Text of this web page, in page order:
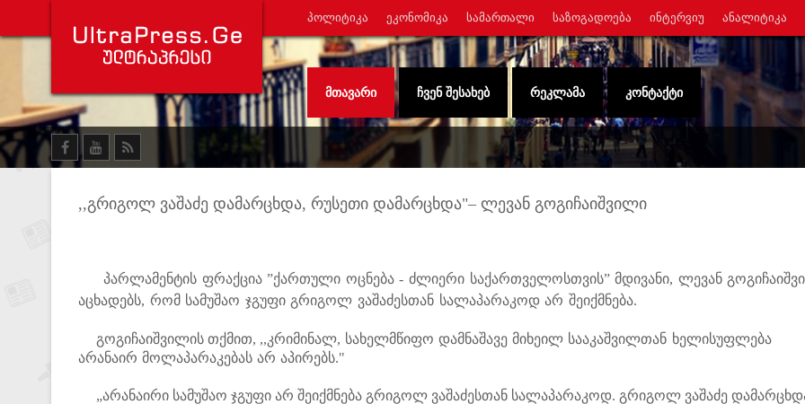
ᲞᲝᲚᲘᲢᲘᲙᲐ ᲔᲙᲝᲜᲝᲛᲘᲙᲐ ᲡᲐᲛᲐᲠᲗᲐᲚᲘ ᲡᲐᲖᲝᲒᲐᲓᲝᲔᲑᲐ ᲘᲜᲢᲔᲠᲕᲘᲣ ᲐᲜᲐᲚᲘᲢᲘᲙᲐ
ᲛᲗᲐᲕᲐᲠᲘ ᲩᲕᲔᲜ ᲨᲔᲡᲐᲮᲔᲑ ᲠᲔᲙᲚᲐᲛᲐ ᲙᲝᲜᲢᲐᲥᲢᲘ
,,გრიგოლ ვაშაძე დამარცხდა, რუსეთი დამარცხდა"– ლევან გოგიჩაიშვილი
პარლამენტის ფრაქცია ”ქართული ოცნება - ძლიერი საქართველოსთვის” მდივანი, ლევან
აცხადებს, რომ სამუშაო ჯგუფი გრიგოლ ვაშაძესთან სალაპარაკოდ არ შეიქმნება.
გოგიჩაიშვილის თქმით, ,,კრიმინალ, სახელმწიფო დამნაშავე მიხეილ სააკაშვილთან ხელისუფლება
არანაირ მოლაპარაკებას არ აპირებს."
„არანაირი სამუშაო ჯგუფი არ შეიქმნება გრიგოლ ვაშაძესთან სალაპარაკოდ. გრიგოლ ვაშაძე